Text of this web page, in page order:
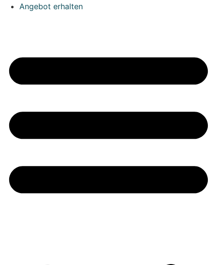
Angebot erhalten